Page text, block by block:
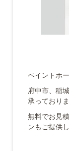
ペイントホ
府中市、稲
承っておりま
無料でお見
ンもご提供